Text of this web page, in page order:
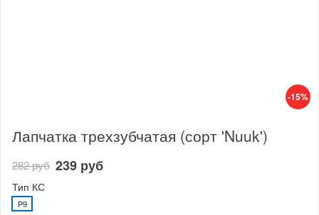
-15%
Лапчатка трехзубчатая (сорт 'Nuuk')
282 руб 239 руб
Тип КС
P9